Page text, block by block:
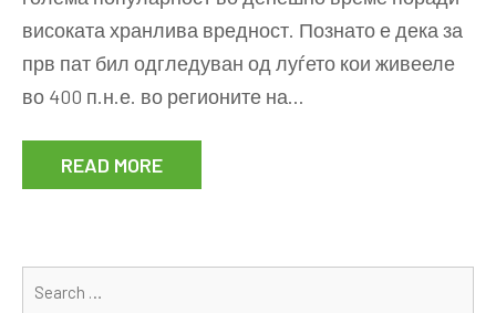
на
високата хранлива вредност. Познато е дека за
прв пат бил одгледуван од луѓето кои живееле
во 400 п.н.е. во регионите на…
READ MORE